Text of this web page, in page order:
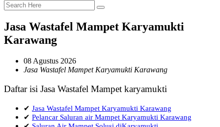
Jasa Wastafel Mampet Karyamukti
Karawang
08 Agustus 2026
Jasa Wastafel Mampet Karyamukti Karawang
Daftar isi Jasa Wastafel Mampet karyamukti
✔ Jasa Wastafel Mampet Karyamukti Karawang
✔ Pelancar Saluran air Mampet Karyamukti Karawang